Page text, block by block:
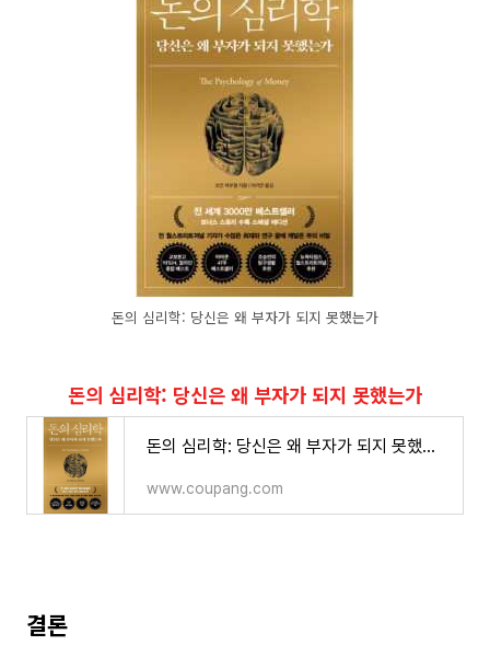
돈의 심리학: 당신은 왜 부자가 되지 못했는가
돈의 심리학: 당신은 왜 부자가 되지 못했는가
돈의 심리학: 당신은 왜 부자가 되지 못했는가
www.coupang.com
결론